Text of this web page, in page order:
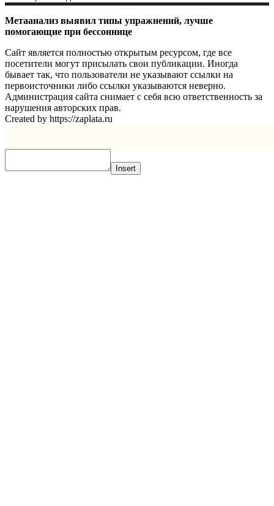
Метаанализ выявил типы упражнений, лучше
помогающие при бессоннице
Сайт является полностью открытым ресурсом, где все
посетители могут присылать свои публикации. Иногда
бывает так, что пользователи не указывают ссылки на
первоисточники либо ссылки указываются неверно.
Администрация сайта снимает с себя всю ответственность за
нарушения авторских прав.
Created by https://zaplata.ru
Insert